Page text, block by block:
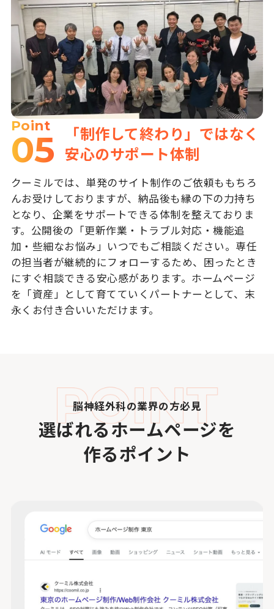
Point
05
「制作して終わり」ではなく
安心のサポート体制
クーミルでは、単発のサイト制作のご依頼ももちろ
んお受けしておりますが、納品後も縁の下の力持ち
となり、企業をサポートできる体制を整えておりま
す。公開後の「更新作業・トラブル対応・機能追
加・些細なお悩み」いつでもご相談ください。専任
の担当者が継続的にフォローするため、困ったとき
にすぐ相談できる安心感があります。ホームページ
を「資産」として育てていくパートナーとして、末
永くお付き合いいただけます。
脳神経外科の業界の方必見
選ばれるホームページを
作るポイント